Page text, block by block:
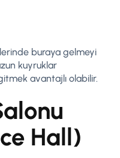
buraya gelmeyi
kuyruklar
avantajlı olabilir.
Hall)